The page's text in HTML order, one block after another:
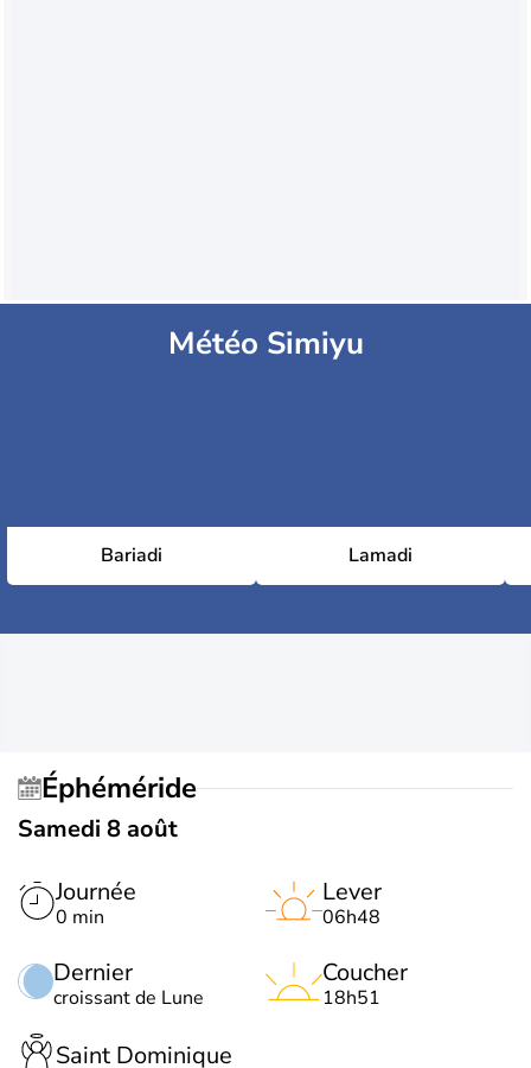
Météo Simiyu
Bariadi Lamadi
Éphéméride
Samedi 8 août
Journée
0 min
Dernier
croissant de Lune
Lever
06h48
Coucher
18h51
Saint Dominique